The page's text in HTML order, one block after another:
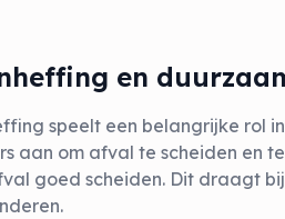
en
speelt een belangrijke rol
aan om afval te scheiden en
goed scheiden. Dit draagt